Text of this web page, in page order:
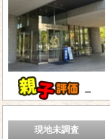
－
現地未調査